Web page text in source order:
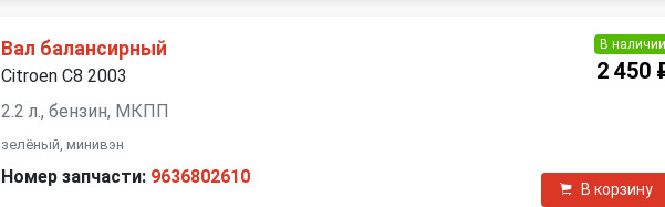
Вал балансирный
Citroen C8 2003
2.2 л., бензин, МКПП
зелёный, минивэн
Номер запчасти: 9636802610
В наличии
2 450
В корзину